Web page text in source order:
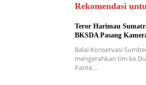
Rekomendasi
Teror Harimau
BKSDA Pasang
Balai Konservasi
mengerahkan tim ke
Pante…